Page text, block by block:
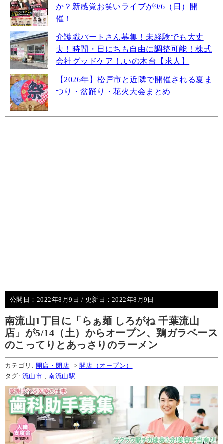
か？新感覚お笑いライブが9/6（日）開
催！
介護職パートさん募集！未経験でも大丈
夫！時間・日にちも自由に調整可能！株式
会社グッドケア しいの木台【求人】
【2026年】松戸市と近隣で開催される夏ま
つり・盆踊り・花火大会まとめ
公開日： 2022年8月9日 / 更新日： 2022年8月9日
南流山1丁目に「らぁ麺 しろがね 千葉流山
店」が5/14（土）からオープン、鶏ガラベース
のこってりとあっさりのラーメン
カテゴリ: 開店・閉店 > 開店（オープン）
タグ: 流山市 ,南流山駅